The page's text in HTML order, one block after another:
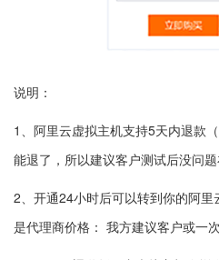
说明：
1、阿里云虚拟主机支持5天内退款
能退了，所以建议客户测试后没问
2、开通24小时后可以转到你的阿
是代理商价格： 我方建议客户或一